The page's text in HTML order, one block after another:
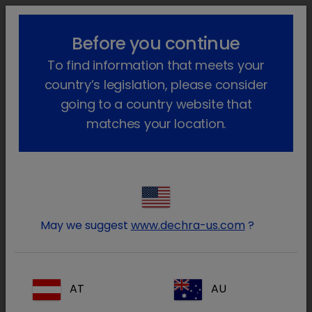
!-- Google Tag Manager -->
lock_outline search menu
Home Prodotti Animali da compagnia
Farmaci
Faramaci Autorizzati Amoxibactin
Entra nell’area riservata ai
Medici Veterinari e farmacisti
Before you continue
To find information that meets your
country’s legislation, please consider
going to a country website that
matches your location.
May we suggest www.dechra-us.com ?
AT AU